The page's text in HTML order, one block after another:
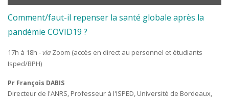
Comment/faut-il repenser la santé globale après la
pandémie COVID19 ?
17h à 18h -via Zoom (accès en direct au personnel et étudiants
Isped/BPH)
Pr François DABIS
Directeur de l'ANRS, Professeur à l'ISPED, Université de Bordeaux,